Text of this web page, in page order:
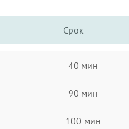
Срок
40 мин
90 мин
100 мин